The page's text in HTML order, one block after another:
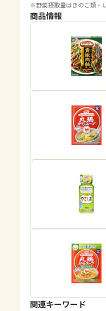
※野菜摂取量はきのこ類・
商品情報
「
商
「丸鶏
商
「やさ
商
「丸鶏
商
関連キーワード